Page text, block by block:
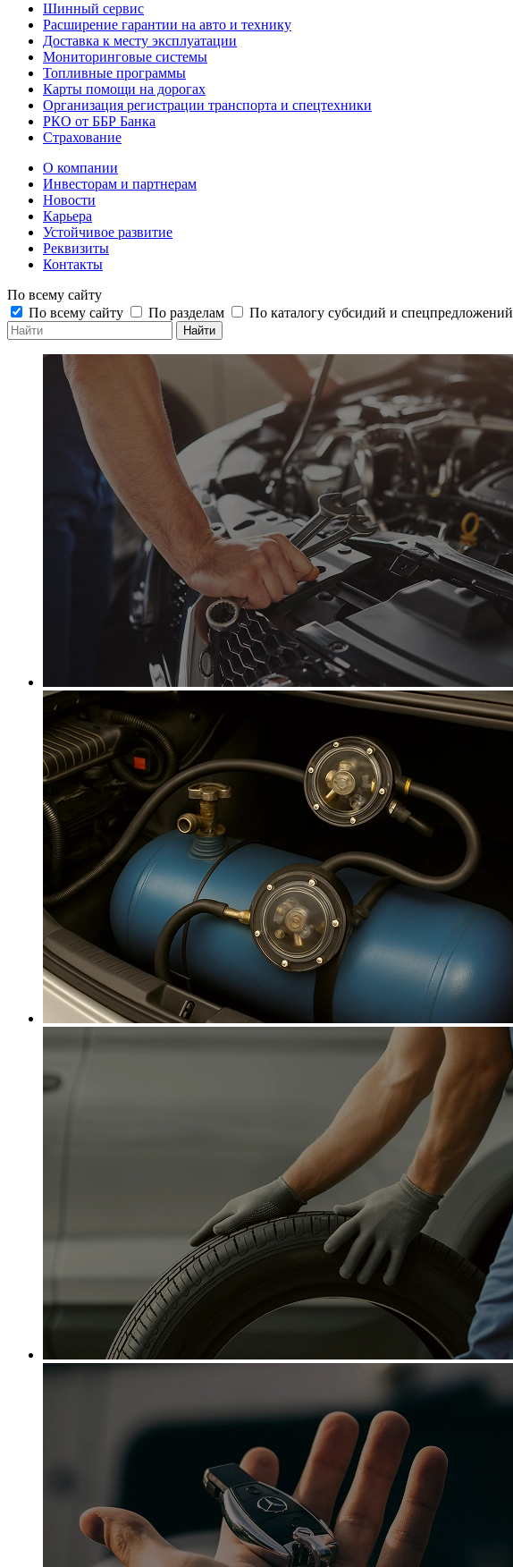
Шинный сервис
Расширение гарантии на авто и технику
Доставка к месту эксплуатации
Мониторинговые системы
Топливные программы
Карты помощи на дорогах
Организация регистрации транспорта и спецтехники
РКО от ББР Банка
Страхование
О компании
Инвесторам и партнерам
Новости
Карьера
Устойчивое развитие
Реквизиты
Контакты
По всему сайту
По всему сайту
По разделам По каталогу субсидий и спецпредложений
Найти